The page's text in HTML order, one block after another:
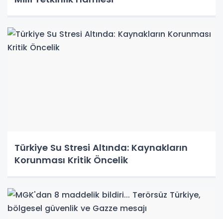
Türkiye Su Stresi Altında: Kaynakların
Korunması Kritik Öncelik